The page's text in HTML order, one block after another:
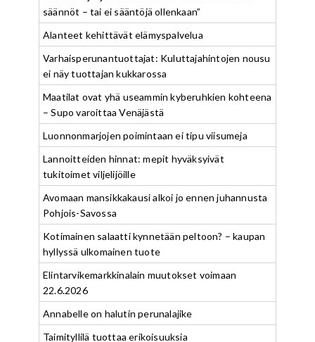
säännöt – tai ei sääntöjä ollenkaan”
Alanteet kehittävät elämyspalvelua
Varhaisperunantuottajat: Kuluttajahintojen nousu
ei näy tuottajan kukkarossa
Maatilat ovat yhä useammin kyberuhkien kohteena
– Supo varoittaa Venäjästä
Luonnonmarjojen poimintaan ei tipu viisumeja
Lannoitteiden hinnat: mepit hyväksyivät
tukitoimet viljelijöille
Avomaan mansikkakausi alkoi jo ennen juhannusta
Pohjois-Savossa
Kotimainen salaatti kynnetään peltoon? – kaupan
hyllyssä ulkomainen tuote
Elintarvikemarkkinalain muutokset voimaan
22.6.2026
Annabelle on halutin perunalajike
Taimityllilä tuottaa erikoisuuksia